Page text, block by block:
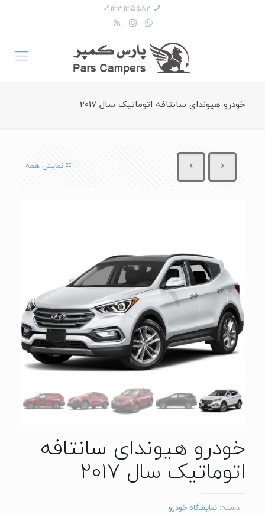
09133135582
خودرو هیوندای سانتافه اتوماتیک سال 2017
نمایش همه
خودرو هیوندای سانتافه
اتوماتیک سال 2017
دسته: نمایشگاه خودرو